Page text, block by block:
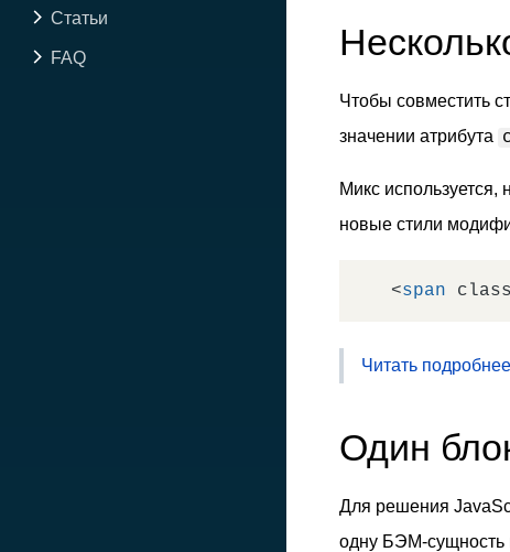
Статьи
FAQ
Чтобы совместить
значении атрибута
Микс
новые стили
<span class
Читать
Один
Для решения
одну БЭМ-сущность